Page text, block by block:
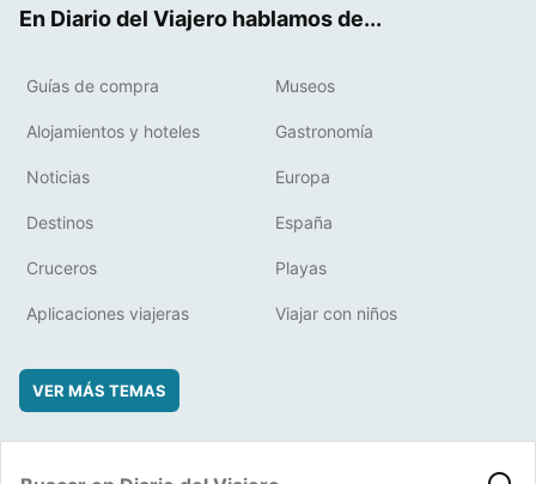
En Diario del Viajero hablamos de...
Guías de compra Museos
Alojamientos y hoteles Gastronomía
Noticias Europa
Destinos España
Cruceros Playas
Aplicaciones viajeras Viajar con niños
VER MÁS TEMAS